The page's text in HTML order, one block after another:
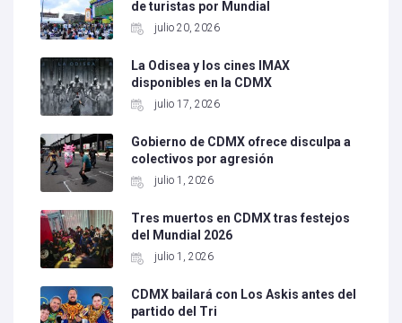
de turistas por Mundial
julio 20, 2026
La Odisea y los cines IMAX
disponibles en la CDMX
julio 17, 2026
Gobierno de CDMX ofrece disculpa a
colectivos por agresión
julio 1, 2026
Tres muertos en CDMX tras festejos
del Mundial 2026
julio 1, 2026
CDMX bailará con Los Askis antes del
partido del Tri